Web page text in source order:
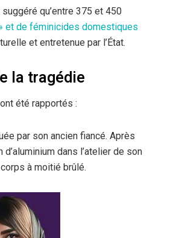
qu’entre 375 et 450
et de féminicides domestiques
et entretenue par l’État.
la tragédie
été rapportés :
par son ancien fiancé. Après
dans l’atelier de son
à moitié brûlé.